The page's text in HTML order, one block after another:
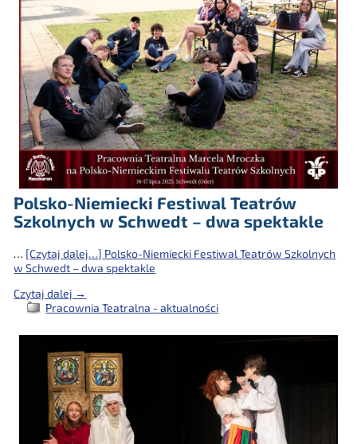
Polsko-Niemiecki Festiwal Teatrów
Szkolnych w Schwedt – dwa spektakle
… [Czytaj dalej…] Polsko-Niemiecki Festiwal Teatrów Szkolnych
w Schwedt – dwa spektakle
Czytaj dalej →
Pracownia Teatralna - aktualności